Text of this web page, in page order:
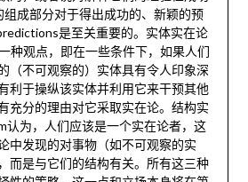
成部分对于得出成功的、新颖的预
是至关重要的。实体实在论
种观点，即在一些条件下，如果人们
（不可观察的）实体具有令人印象深
利于操纵该实体并利用它来干预其他
充分的理由对它采取实在论。结构实
认为，人们应该是一个实在论者，这
中发现的对事物（如不可观察的实
而是与它们的结构有关。所有这三种